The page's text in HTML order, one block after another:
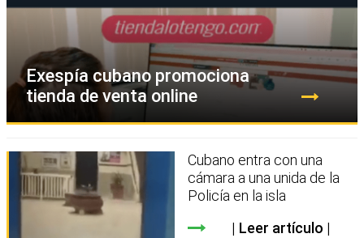
Exespía cubano promociona
tienda de venta online
Cubano entra con una
cámara a una unida de la
Policía en la isla
Leer artículo